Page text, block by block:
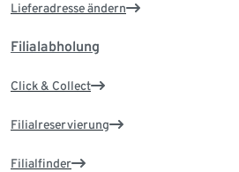
Lieferadresse ändern
Filialabholung
Click & Collect
Filialreservierung
Filialfinder